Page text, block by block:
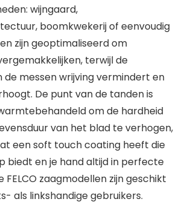
wijngaard,
boomkwekerij of eenvoudig
zijn geoptimaliseerd om
terwijl de
messen wrijving vermindert en
De punt van de tanden is
om de hardheid
van het blad te verhogen,
een soft touch coating heeft die
biedt en je hand altijd in perfecte
FELCO zaagmodellen zijn geschikt
als linkshandige gebruikers.